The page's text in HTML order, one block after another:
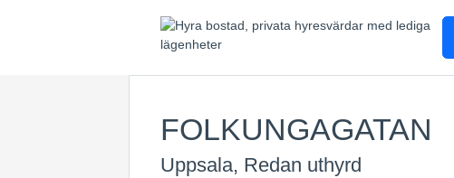
FOLKUNGAGATAN
Uppsala, Redan uthyrd